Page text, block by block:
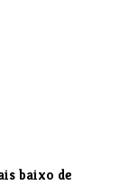
baixo de